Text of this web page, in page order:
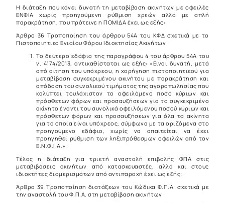
Η διάταξη που κάνει δυνατή τη μεταβίβαση ακινήτων με οφειλές
ΕΝΦΙΑ χωρίς προηγούμενη ρύθμιση χρεών αλλά με απλή
παρακράτηση, που πρότεινε η ΠΟΜΙΔΑ έχει ως εξής:
Άρθρο 36 Τροποποίηση του άρθρου 54Α του ΚΦΔ σχετικά με το
Πιστοποιητικό Ενιαίου Φόρου Ιδιοκτησίας Ακινήτων
Το δεύτερο εδάφιο της παραγράφου 4 του άρθρου 54Α του
ν. 4174/2013, αντικαθίσταται ως εξής: «Είναι δυνατή, μετά
από αίτηση του υπόχρεου, η χορήγηση πιστοποιητικού για
μεταβίβαση συγκεκριμένου ακινήτου με παρακράτηση και
απόδοση του συνολικού τιμήματος της αγοραπωλησίας που
καλύπτει τουλάχιστον το οφειλόμενο ποσό κύριων και
πρόσθετων φόρων και προσαυξήσεων για το συγκεκριμένο
ακίνητο έναντι του συνολικά οφειλόμενου ποσού κύριων και
πρόσθετων φόρων και προσαυξήσεων για όλα τα ακίνητα
για τα οποία είναι υπόχρεος, σύμφωνα με τα οριζόμενα στο
προηγούμενο εδάφιο, χωρίς να απαιτείται να έχει
προηγηθεί ρύθμιση των ληξιπρόθεσμων οφειλών από τον
Ε.Ν.Φ.Ι.Α.»
Τέλος η διάταξη για τριετή αναστολή επιβολής ΦΠΑ στις
μεταβιβάσεις ακινήτων από κατασκευαστές, αλλά και στους
ιδιοκτήτες διαμερισμάτων από αντιπαροχή έχει ως εξής:
Άρθρο 39 Τροποποίηση διατάξεων του Κώδικα Φ.Π.Α. σχετικά με
την αναστολή του Φ.Π.Α. στη μεταβίβαση ακινήτων